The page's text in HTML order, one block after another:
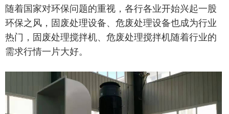
随着国家对环保问题的重视，各行各业开始兴起一股
环保之风，固废处理设备、危废处理设备也成为行业
热门，固废处理搅拌机、危废处理搅拌机随着行业的
需求行情一片大好。